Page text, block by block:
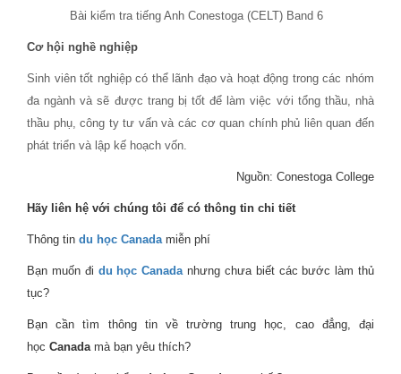
Bài kiểm tra tiếng Anh Conestoga (CELT) Band 6
Cơ hội nghề nghiệp
Sinh viên tốt nghiệp có thể lãnh đạo và hoạt động trong các nhóm
đa ngành và sẽ được trang bị tốt để làm việc với tổng thầu, nhà
thầu phụ, công ty tư vấn và các cơ quan chính phủ liên quan đến
phát triển và lập kế hoạch vốn.
Nguồn: Conestoga College
Hãy liên hệ với chúng tôi để có thông tin chi tiết
Thông tin du học Canadamiễn phí
Bạn muốn đi du học Canadanhưng chưa biết các bước làm thủ
tục?
Bạn cần tìm thông tin về trường trung học, cao đẳng, đại
học Canadamà bạn yêu thích?